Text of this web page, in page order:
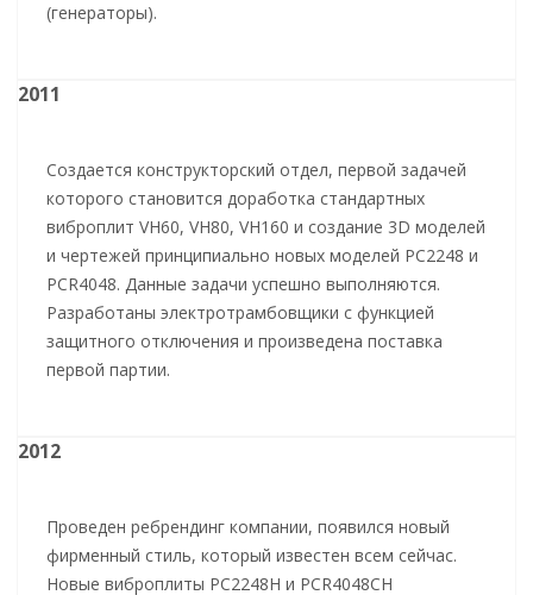
(генераторы).
2011
Создается конструкторский отдел, первой задачей
которого становится доработка стандартных
виброплит VH60, VH80, VH160 и создание 3D моделей
и чертежей принципиально новых моделей PC2248 и
PCR4048. Данные задачи успешно выполняются.
Разработаны электротрамбовщики с функцией
защитного отключения и произведена поставка
первой партии.
2012
Проведен ребрендинг компании, появился новый
фирменный стиль, который известен всем сейчас.
Новые виброплиты PC2248H и PCR4048CH